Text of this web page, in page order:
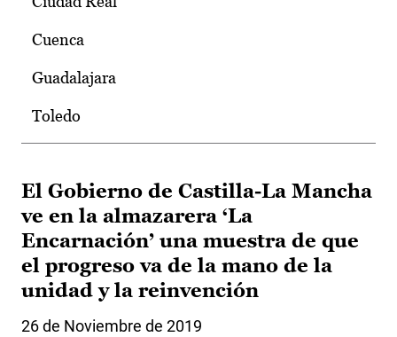
Cuenca
Guadalajara
Toledo
El Gobierno de Castilla-La Mancha
ve en la almazarera ‘La
Encarnación’ una muestra de que
el progreso va de la mano de la
unidad y la reinvención
26 de Noviembre de 2019